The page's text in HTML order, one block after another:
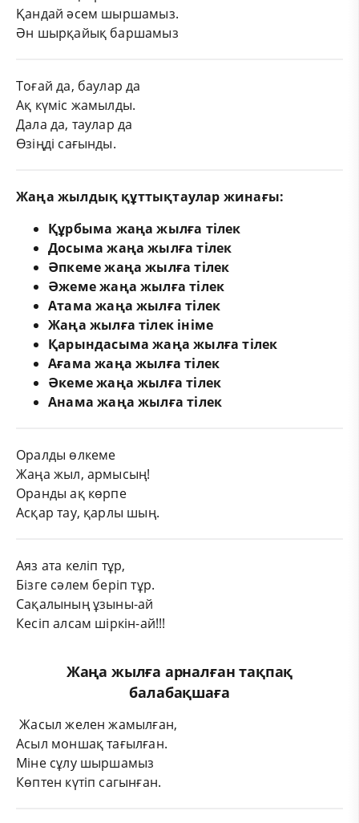
Қандай әсем шыршамыз.
Ән шырқайық баршамыз
Тоғай да, баулар да
Ақ күміс жамылды.
Дала да, таулар да
Өзіңді сағынды.
Жаңа жылдық құттықтаулар жинағы:
Құрбыма жаңа жылға тілек
Досыма жаңа жылға тілек
Әпкеме жаңа жылға тілек
Әжеме жаңа жылға тілек
Атама жаңа жылға тілек
Жаңа жылға тілек ініме
Қарындасыма жаңа жылға тілек
Ағама жаңа жылға тілек
Әкеме жаңа жылға тілек
Анама жаңа жылға тілек
Оралды өлкеме
Жаңа жыл, армысың!
Оранды ақ көрпе
Асқар тау, қарлы шың.
Аяз ата келіп тұр,
Бізге сәлем беріп тұр.
Сақалының ұзыны-ай
Кесіп алсам шіркін-ай!!!
Жаңа жылға арналған тақпақ
балабақшаға
Жасыл желен жамылған,
Асыл моншақ тағылған.
Міне сұлу шыршамыз
Көптен күтіп сагынған.